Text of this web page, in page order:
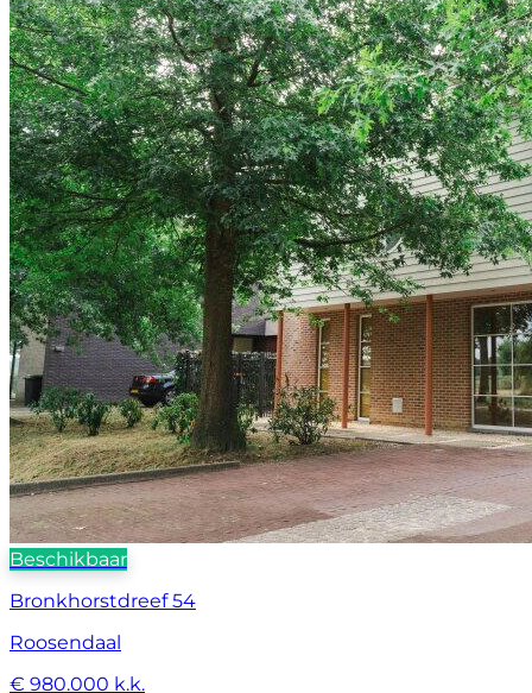
Beschikbaar
Bronkhorstdreef 54
Roosendaal
€ 980.000 k.k.